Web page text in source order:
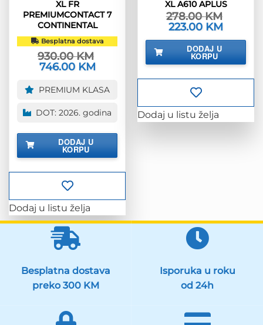
XL FR
PREMIUMCONTACT 7
CONTINENTAL
Besplatna dostava
930.00KM
Izvorna
cijena
je:
746.00 KM
746.00 KM.
PREMIUM KLASA
DOT: 2026. godina
DODAJ U
KORPU
Dodaj u listu želja
XL A610 APLUS
278.00KM
Izvorna
cijena
bila
278.00 KM.
223.00 KM
je:
DODAJ U
KORPU
Dodaj u listu želja
Besplatna dostava
preko 300 KM
Isporuka u roku
od 24h